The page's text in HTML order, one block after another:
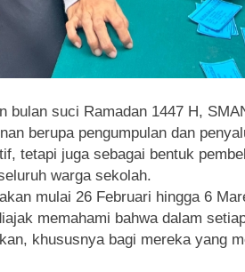
bulan suci Ramadan 1447 H,
berupa pengumpulan dan
tetapi juga sebagai bentuk
warga sekolah.
mulai 26 Februari hingga 6
memahami bahwa dalam
khususnya bagi mereka yang